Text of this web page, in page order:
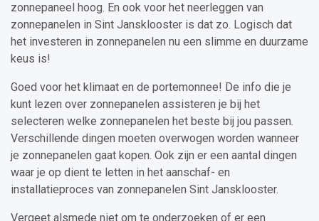
zonnepaneel hoog. En ook voor het neerleggen van
zonnepanelen in Sint Jansklooster is dat zo. Logisch dat
het investeren in zonnepanelen nu een slimme en duurzame
keus is!
Goed voor het klimaat en de portemonnee! De info die je
kunt lezen over zonnepanelen assisteren je bij het
selecteren welke zonnepanelen het beste bij jou passen.
Verschillende dingen moeten overwogen worden wanneer
je zonnepanelen gaat kopen. Ook zijn er een aantal dingen
waar je op dient te letten in het aanschaf- en
installatieproces van zonnepanelen Sint Jansklooster.
Vergeet alsmede niet om te onderzoeken of er een